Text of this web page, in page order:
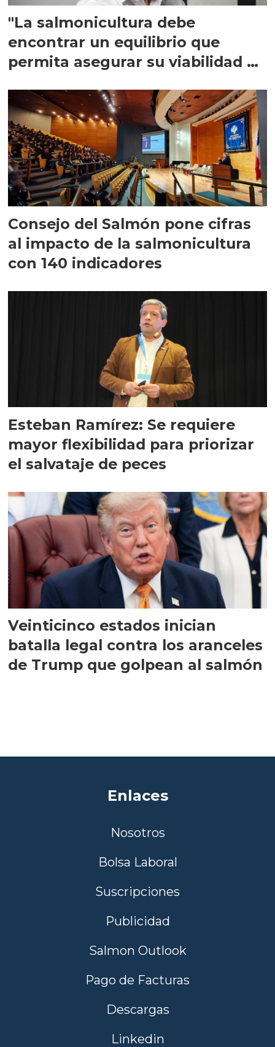
"La salmonicultura debe
encontrar un equilibrio que
permita asegurar su viabilidad de
Consejo del Salmón pone cifras
al impacto de la salmonicultura
con 140 indicadores
Esteban Ramírez: Se requiere
mayor flexibilidad para priorizar
el salvataje de peces
Veinticinco estados inician
batalla legal contra los aranceles
de Trump que golpean al salmón
Enlaces
Nosotros
Bolsa Laboral
Suscripciones
Publicidad
Salmon Outlook
Pago de Facturas
Descargas
Linkedin